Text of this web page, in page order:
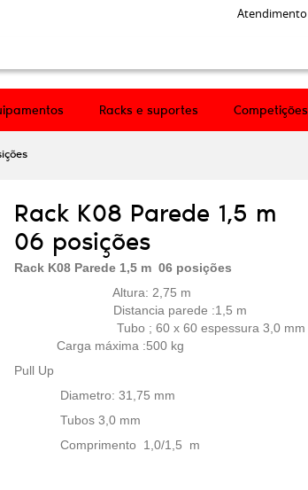
Atendimento
Racks e suportes Competições
Rack K08 Parede 1,5 m
06 posições
Rack K08 Parede 1,5 m 06 posições
Altura: 2,75 m
Distancia parede :1,5 m
Tubo ; 60 x 60 espessura 3,0 mm
Carga máxima :500 kg
Pull Up
Diametro: 31,75 mm
Tubos 3,0 mm
Comprimento 1,0/1,5 m